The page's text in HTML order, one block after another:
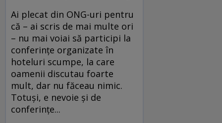
Ai plecat din ONG-uri pentru
că – ai scris de mai multe ori
– nu mai voiai să participi la
conferinţe organizate în
hoteluri scumpe, la care
oamenii discutau foarte
mult, dar nu făceau nimic.
Totuşi, e nevoie şi de
conferinţe...